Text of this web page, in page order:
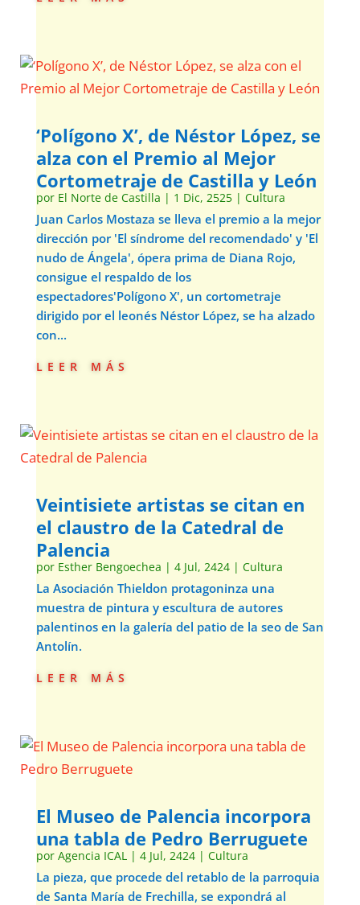
‘Polígono X’, de Néstor López, se
alza con el Premio al Mejor
Cortometraje de Castilla y León
por El Norte de Castilla | 1 Dic, 2525| Cultura
Juan Carlos Mostaza se lleva el premio a la mejor
dirección por 'El síndrome del recomendado' y 'El
nudo de Ángela', ópera prima de Diana Rojo,
consigue el respaldo de los
espectadores'Polígono X', un cortometraje
dirigido por el leonés Néstor López, se ha alzado
con...
leer más
Veintisiete artistas se citan en
el claustro de la Catedral de
Palencia
por Esther Bengoechea | 4 Jul, 2424| Cultura
La Asociación Thieldon protagoninza una
muestra de pintura y escultura de autores
palentinos en la galería del patio de la seo de San
Antolín.
leer más
El Museo de Palencia incorpora
una tabla de Pedro Berruguete
por Agencia ICAL| 4 Jul, 2424| Cultura
La pieza, que procede del retablo de la parroquia
de Santa María de Frechilla, se expondrá al